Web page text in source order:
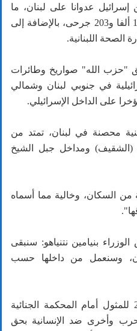
آذار 2026، تشن إسرائيل عدوانا على لبنان، ما
أسفر عن 4 آلاف و321 قتيلا و12 ألفا و203 جرحى، بالإضافة إلى
الصحة اللبنانية.
"حزب الله" صواريخ وطائرات
في جنوبي لبنان وشمالي
على الداخل الإسرائيلي.
محصنة في لبنان، تمتد من
(الشقيف) ومداخل جبل الشيخ
السكان، وخالية مما أسماه
بنيامين نتنياهو: سنبقى
وسنعمل من داخلها حسب
ونتنياهو مطلوب منذ عام 2024 للمثول أمام المحكمة الجنائية
حرب وأخرى ضد الإنسانية بحق